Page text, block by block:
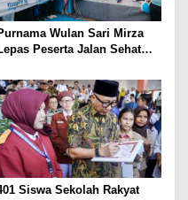
Wulan Sari Mirza
Peserta Jalan Sehat
Sehat dan Bahagia
Siswa Sekolah Rakyat